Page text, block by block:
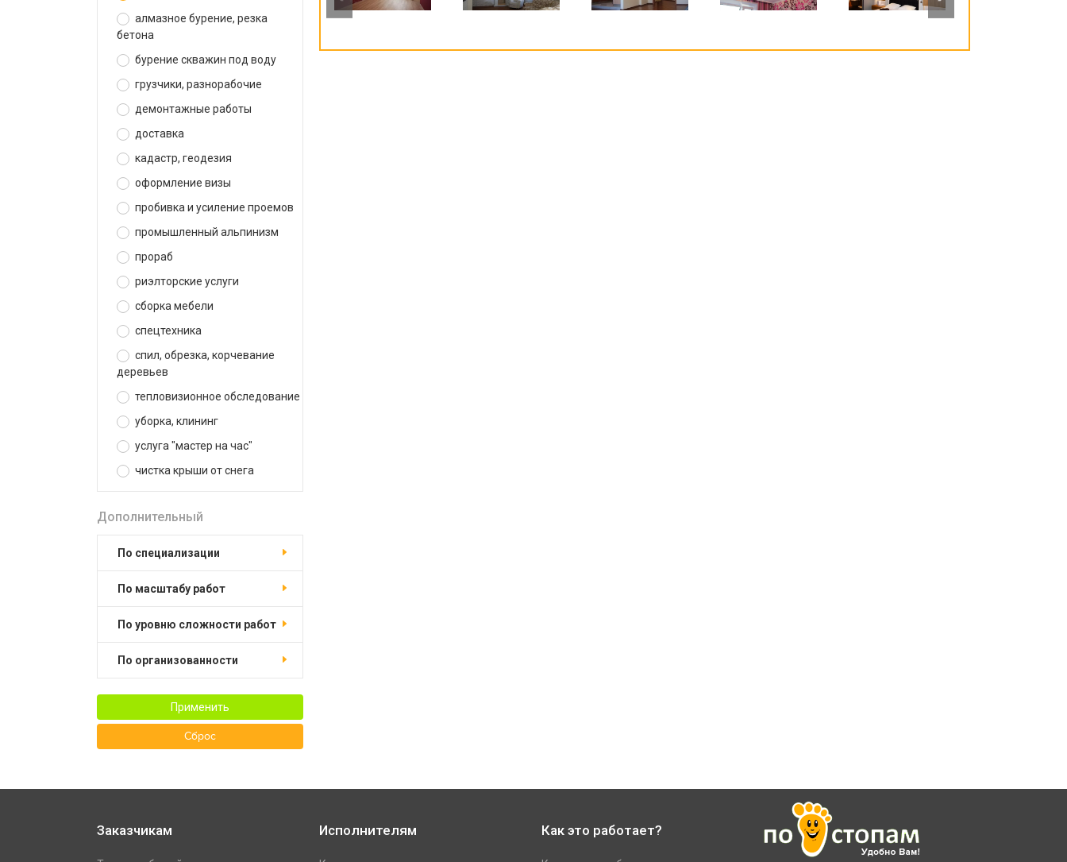
алмазное бурение, резка
бетона
бурение скважин под воду
грузчики, разнорабочие
демонтажные работы
доставка
кадастр, геодезия
оформление визы
пробивка и усиление проемов
промышленный альпинизм
прораб
риэлторские услуги
сборка мебели
спецтехника
спил, обрезка, корчевание
деревьев
тепловизионное обследование
уборка, клининг
услуга "мастер на час"
чистка крыши от снега
Дополнительный
по специализации
по масштабу работ
по уровню сложности работ
по организованности
Применить
Сброс
Заказчикам Исполнителям Как это работает?